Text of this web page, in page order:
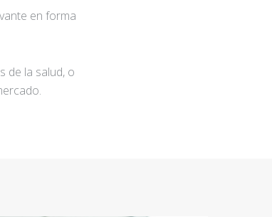
en forma
de la salud, o